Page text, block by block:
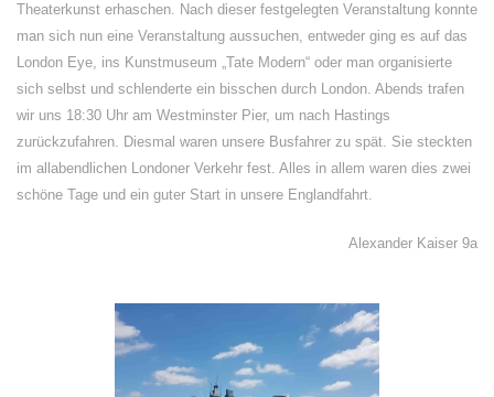
Theaterkunst erhaschen. Nach dieser festgelegten Veranstaltung konnte
man sich nun eine Veranstaltung aussuchen, entweder ging es auf das
London Eye, ins Kunstmuseum „Tate Modern“ oder man organisierte
sich selbst und schlenderte ein bisschen durch London. Abends trafen
wir uns 18:30 Uhr am Westminster Pier, um nach Hastings
zurückzufahren. Diesmal waren unsere Busfahrer zu spät. Sie steckten
im allabendlichen Londoner Verkehr fest. Alles in allem waren dies zwei
schöne Tage und ein guter Start in unsere Englandfahrt.
Alexander Kaiser 9a